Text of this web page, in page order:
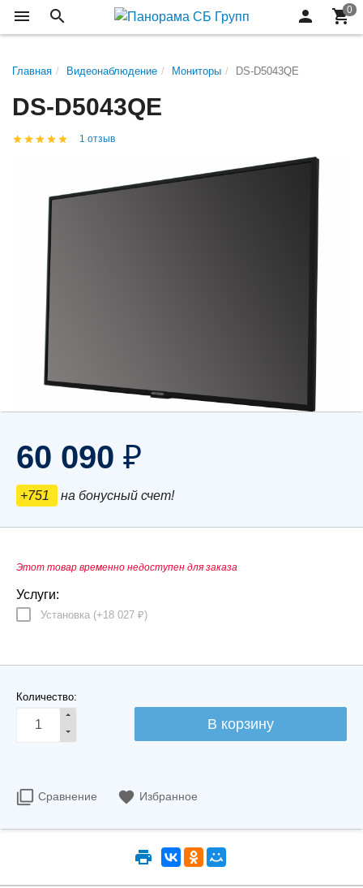
Главная Видеонаблюдение Мониторы DS-D5043QE
DS-D5043QE
1 отзыв
60 090 ₽
+751 на бонусный счет!
Этот товар временно недоступен для заказа
Услуги:
Установка (+18 027 ₽)
Количество:
Сравнение Избранное